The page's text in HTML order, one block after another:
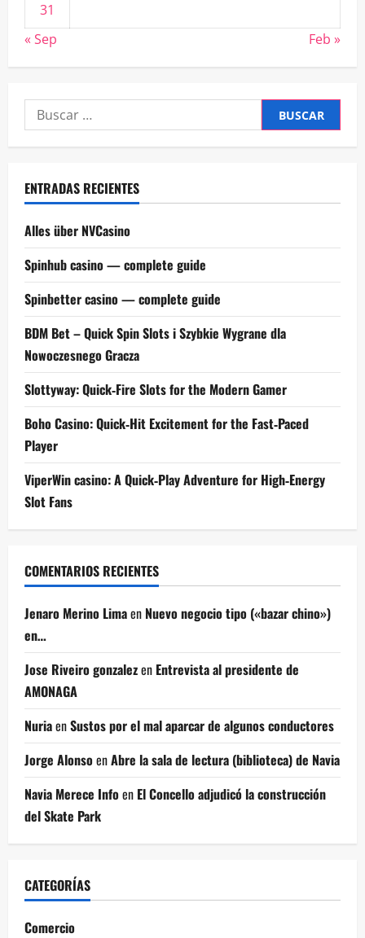
31
« Sep
Feb »
Buscar:
ENTRADAS RECIENTES
Alles über NVCasino
Spinhub casino — complete guide
Spinbetter casino — complete guide
BDM Bet – Quick Spin Slots i Szybkie Wygrane dla
Nowoczesnego Gracza
Slottyway: Quick‑Fire Slots for the Modern Gamer
Boho Casino: Quick‑Hit Excitement for the Fast‑Paced
Player
ViperWin casino: A Quick‑Play Adventure for High‑Energy
Slot Fans
COMENTARIOS RECIENTES
Jenaro Merino Limaen Nuevo negocio tipo («bazar chino»)
en…
Jose Riveiro gonzalezen Entrevista al presidente de
AMONAGA
NuriaenSustos por el mal aparcar de algunos conductores
Jorge AlonsoenAbre la sala de lectura (biblioteca) de Navia
Navia Merece Infoen El Concello adjudicó la construcción
del Skate Park
CATEGORÍAS
Comercio